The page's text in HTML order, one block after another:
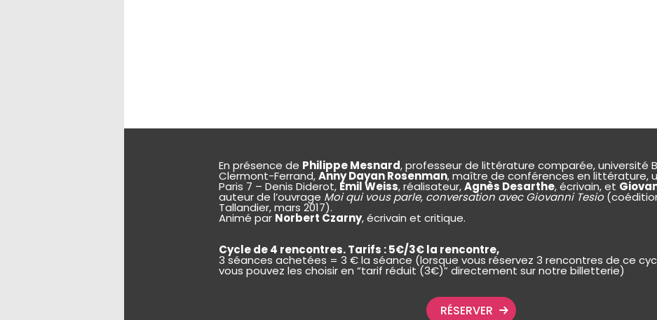
En présence de Philippe Mesnard, professeur de littérature comparée, université
Clermont-Ferrand,Anny Dayan Rosenman, maître de conférences en littérature,
Paris 7 – Denis Diderot, Emil Weiss, réalisateur,Agnès Desarthe, écrivain, et
auteur de l’ouvrage Moi qui vous parle, conversation avec Giovanni Tesio
Tallandier, mars 2017).
Animé par Norbert Czarny, écrivain et critique.
Cycle de 4 rencontres. Tarifs : 5€/3€ la rencontre,
3 séances achetées = 3 € la séance (lorsque vous réservez 3 rencontres de ce
vous pouvez les choisir en “tarif réduit (3€)” directement sur notre billetterie)
RÉSERVER